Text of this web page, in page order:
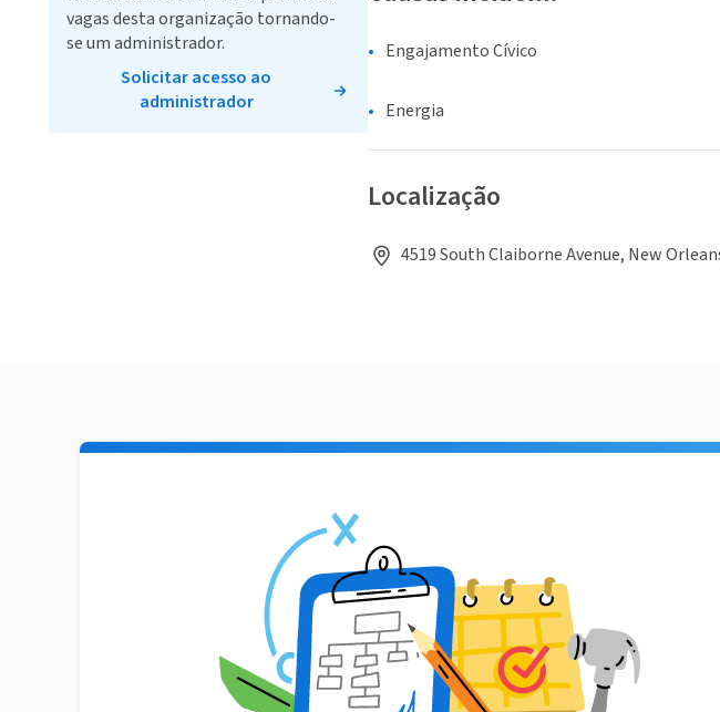
Engajamento Cívico
Energia
Localização
4519 South Claiborne Avenue, New
vagas desta organização tornando-
se um administrador.
Solicitar acesso ao
administrador